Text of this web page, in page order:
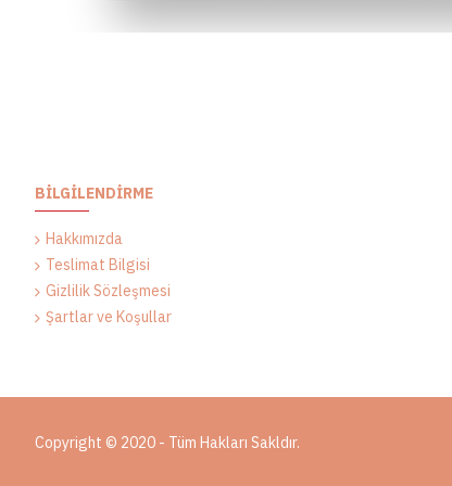
BILGILENDIRME
Hakkımızda
Teslimat Bilgisi
Gizlilik Sözleşmesi
Şartlar ve Koşullar
Copyright © 2020 - Tüm Hakları Sakldır.